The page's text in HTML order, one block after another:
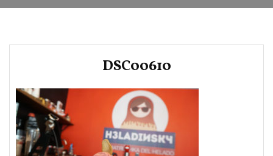
DSC00610